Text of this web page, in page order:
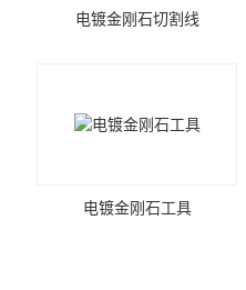
电镀金刚石切割线
电镀金刚石工具